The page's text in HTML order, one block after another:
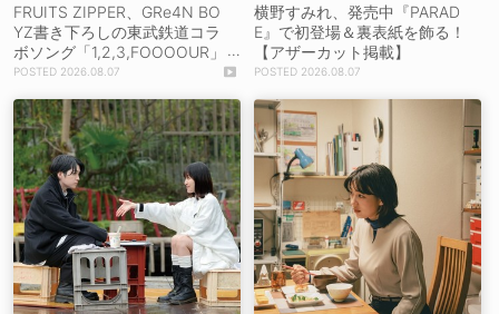
FRUITS ZIPPER、GRe4N BO
YZ書き下ろしの東武鉄道コラ
ボソング「1,2,3,FOOOOUR」
をリリース＆MV公開！
2026.08.07
横野すみれ、発売中『PARAD
E』で初登場＆裏表紙を飾る！
【アザーカット掲載】
2026.08.07